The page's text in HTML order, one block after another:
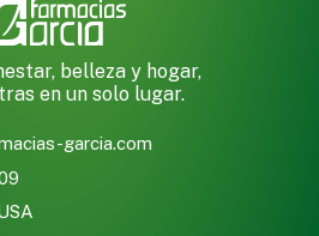
belleza y hogar,
en un solo lugar.
garcia.com